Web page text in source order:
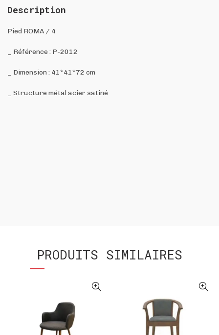
Description
Pied ROMA / 4
_ Référence : P-2012
_ Dimension : 41*41*72 cm
_ Structure métal acier satiné
PRODUITS SIMILAIRES